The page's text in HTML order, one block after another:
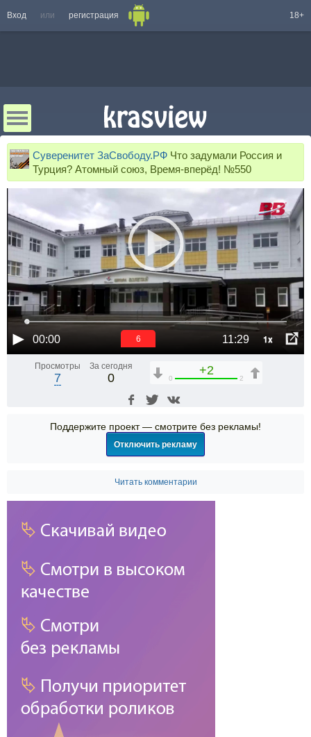
Вход или регистрация 18+
Суверенитет ЗаСвободу.РФ Что задумали Россия и
Турция? Атомный союз, Время-вперёд! №550
00:00 11:29 1x
6
Просмотры
7
За сегодня
0
+2
0 2
Поддержите проект — смотрите без рекламы!
Отключить рекламу
Читать комментарии